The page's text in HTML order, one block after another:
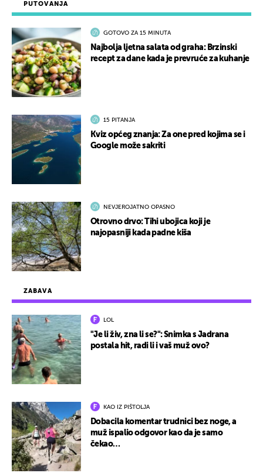
ZABAVA
LOL
"Je li živ, zna li se?": Snimka s Jadrana
postala hit, radi li i vaš muž ovo?
KAO IZ PIŠTOLJA
Dobacila komentar trudnici bez noge, a
muž ispalio odgovor kao da je samo
čekao…
PUTOVANJA
GOTOVO ZA 15 MINUTA
Najbolja ljetna salata od graha: Brzinski
recept za dane kada je prevruće za kuhanje
15 PITANJA
Kviz općeg znanja: Za one pred kojima se i
Google može sakriti
NEVJEROJATNO OPASNO
Otrovno drvo: Tihi ubojica koji je
najopasniji kada padne kiša